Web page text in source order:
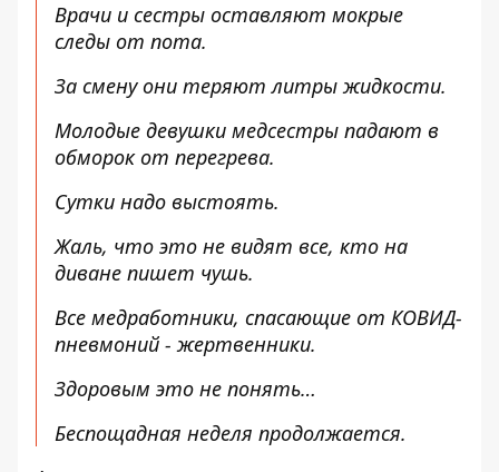
Врачи и сестры оставляют мокрые
следы от пота.
За смену они теряют литры жидкости.
Молодые девушки медсестры падают в
обморок от перегрева.
Сутки надо выстоять.
Жаль, что это не видят все, кто на
диване пишет чушь.
Все медработники, спасающие от КОВИД-
пневмоний - жертвенники.
Здоровым это не понять…
Беспощадная неделя продолжается.